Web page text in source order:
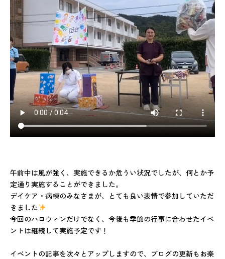
午前中は風が強く、実施できるか危うい状況でしたが、何とか予
定通り実施することができました。
デイケア・病棟のみなさまが、とても良い表情で参加していただ
きました
今回のハロウィンだけでなく、今後も季節の行事に合わせたイベ
ントは継続して実施予定です！
イベントの記事を次々とアップしますので、ブログの更新もお楽